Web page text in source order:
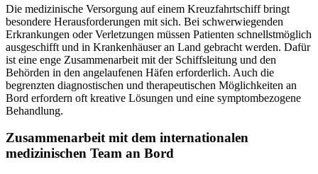
Die medizinische Versorgung auf einem Kreuzfahrtschiff bringt
besondere Herausforderungen mit sich. Bei schwerwiegenden
Erkrankungen oder Verletzungen müssen Patienten schnellstmöglich
ausgeschifft und in Krankenhäuser an Land gebracht werden. Dafür
ist eine enge Zusammenarbeit mit der Schiffsleitung und den
Behörden in den angelaufenen Häfen erforderlich. Auch die
begrenzten diagnostischen und therapeutischen Möglichkeiten an
Bord erfordern oft kreative Lösungen und eine symptombezogene
Behandlung.
Zusammenarbeit mit dem internationalen
medizinischen Team an Bord